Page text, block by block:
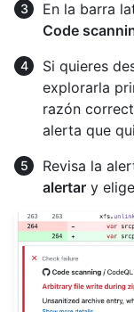
En la barra
Code
Si quieres
explorarla
razón
alerta que
Revisa la
alertar y